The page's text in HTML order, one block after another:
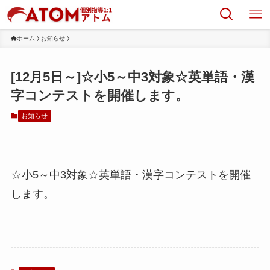
ホーム お知らせ
[12月5日～]☆小5～中3対象☆英単語・漢
字コンテストを開催します。
お知らせ
☆小5～中3対象☆英単語・漢字コンテストを開催
します。